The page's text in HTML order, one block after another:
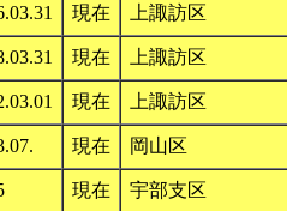
現在 上諏訪区
現在 上諏訪区
現在 上諏訪区
現在 岡山区
現在 宇部支区